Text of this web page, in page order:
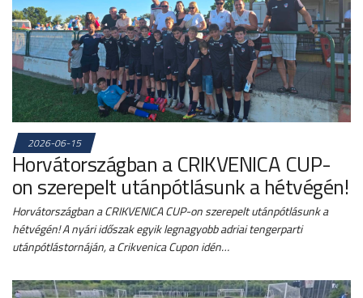
2026-06-15
Horvátországban a CRIKVENICA CUP-
on szerepelt utánpótlásunk a hétvégén!
Horvátországban a CRIKVENICA CUP-on szerepelt utánpótlásunk a
hétvégén! A nyári időszak egyik legnagyobb adriai tengerparti
utánpótlástornáján, a Crikvenica Cupon idén…